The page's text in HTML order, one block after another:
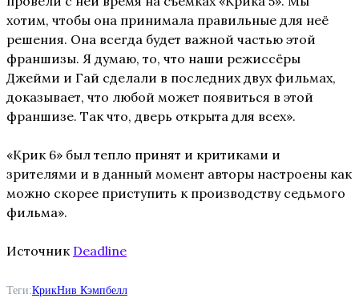
хотим, чтобы она принимала правильные для неё
решения. Она всегда будет важной частью этой
франшизы. Я думаю, то, что наши режиссёры
Джейми и Гай сделали в последних двух фильмах,
доказывает, что любой может появиться в этой
франшизе. Так что, дверь открыта для всех».
«Крик 6» был тепло принят и критиками и
зрителями и в данный момент авторы настроены как
можно скорее приступить к производству седьмого
фильма».
Источник Deadline
Теги:КрикНив Кэмпбелл